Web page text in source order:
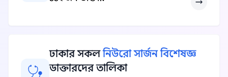
ঢাকার সকলনিউরো সার্জন বিশেষজ্ঞ
ডাক্তারদের তালিকা